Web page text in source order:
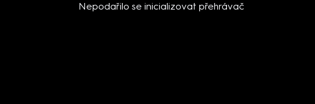
Nepodařilo se inicializovat přehrávač